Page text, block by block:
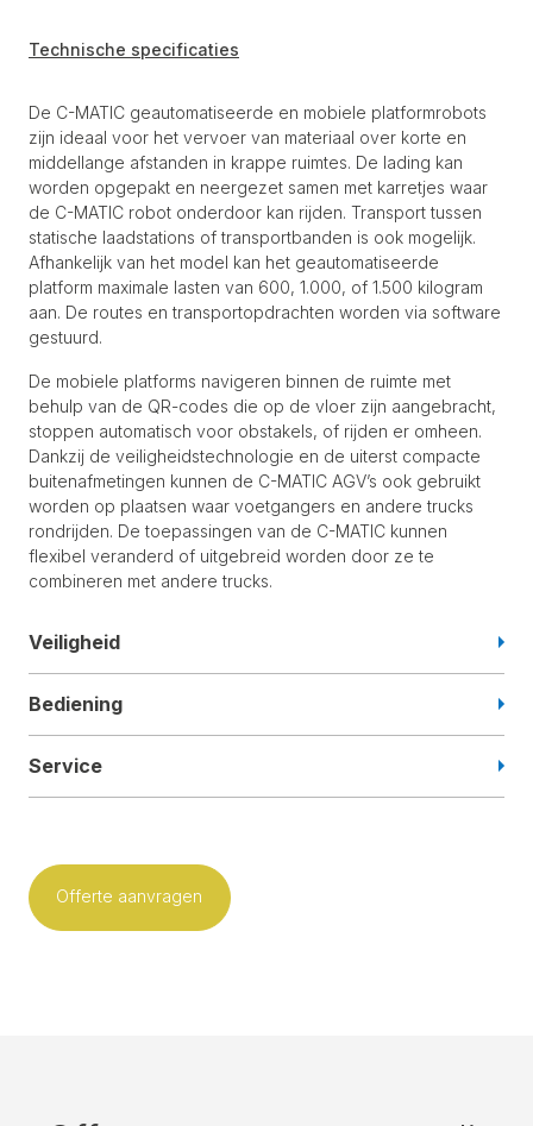
Technische specificaties
De C-MATIC geautomatiseerde en mobiele platformrobots
zijn ideaal voor het vervoer van materiaal over korte en
middellange afstanden in krappe ruimtes. De lading kan
worden opgepakt en neergezet samen met karretjes waar
de C-MATIC robot onderdoor kan rijden. Transport tussen
statische laadstations of transportbanden is ook mogelijk.
Afhankelijk van het model kan het geautomatiseerde
platform maximale lasten van 600, 1.000, of 1.500 kilogram
aan. De routes en transportopdrachten worden via software
gestuurd.
De mobiele platforms navigeren binnen de ruimte met
behulp van de QR-codes die op de vloer zijn aangebracht,
stoppen automatisch voor obstakels, of rijden er omheen.
Dankzij de veiligheidstechnologie en de uiterst compacte
buitenafmetingen kunnen de C-MATIC AGV’s ook gebruikt
worden op plaatsen waar voetgangers en andere trucks
rondrijden. De toepassingen van de C-MATIC kunnen
flexibel veranderd of uitgebreid worden door ze te
combineren met andere trucks.
Veiligheid
Bediening
Service
Offerte aanvragen